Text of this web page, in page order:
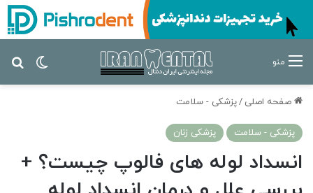
تغییر منو
صفحه اصلی /پزشکی - سلامت
پزشکی - سلامت پزشکی زنان
انسداد لوله های فالوپ چیست؟ +